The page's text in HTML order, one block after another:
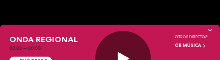
ONDA REGIONAL
00:00—00:00
OTROS DIRECTOS:
OR MÚSICA